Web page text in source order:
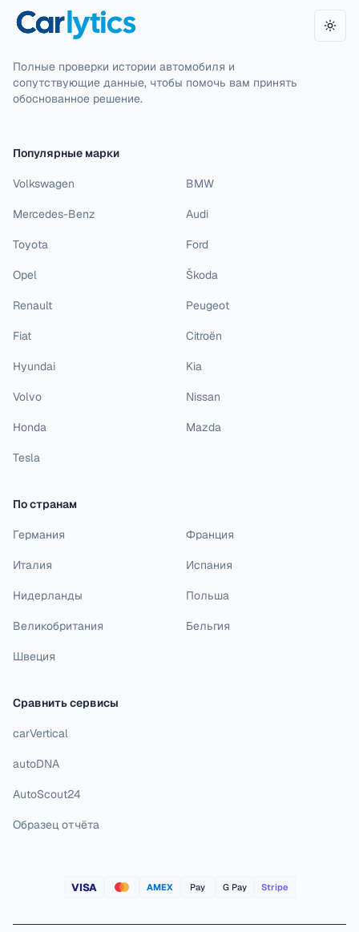
Полные проверки истории автомобиля и
сопутствующие данные, чтобы помочь вам принять
обоснованное решение.
Популярные марки
Volkswagen BMW
Mercedes-Benz Audi
Toyota Ford
Opel Škoda
Renault Peugeot
Fiat Citroën
Hyundai Kia
Volvo Nissan
Honda Mazda
Tesla
По странам
Германия Франция
Италия Испания
Нидерланды Польша
Великобритания Бельгия
Швеция
Сравнить сервисы
carVertical
autoDNA
AutoScout24
Образец отчёта
VISA AMEX Pay G Pay Stripe